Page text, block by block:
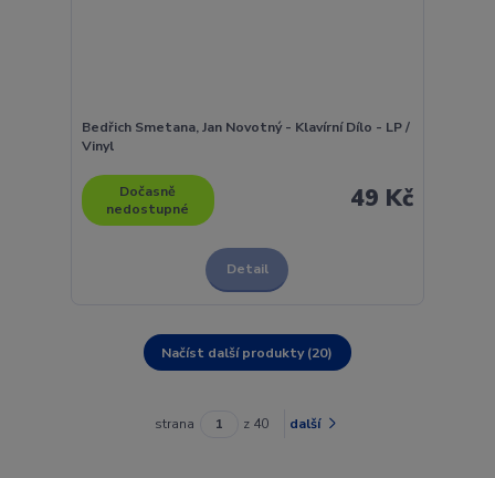
Bedřich Smetana, Jan Novotný - Klavírní Dílo - LP /
Vinyl
49 Kč
Dočasně
nedostupné
Detail
Načíst další produkty (20)
strana z 40 další